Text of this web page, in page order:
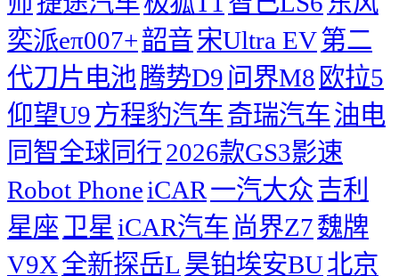
奕派eπ007+韶音 宋Ultra EV第二
代刀片电池腾势D9 问界M8 欧拉5
仰望U9 方程豹汽车奇瑞汽车油电
同智全球同行2026款GS3影速
Robot PhoneiCAR一汽大众吉利
星座 卫星 iCAR汽车 尚界Z7魏牌
V9X全新探岳L 昊铂埃安BU北京